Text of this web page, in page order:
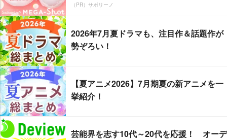
（PR）サボリーノ
2026年7月夏ドラマも、注目作＆話題作が
勢ぞろい！
【夏アニメ2026】7月期夏の新アニメを一
挙紹介！
芸能界を志す10代～20代を応援！ オーデ